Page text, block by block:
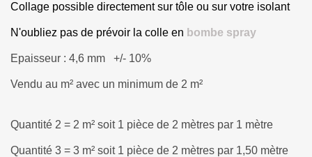
Collage possible directement sur tôle ou sur votre isolant
N'oubliez pas de prévoir la colle en bombe spray
Epaisseur : 4,6 mm +/- 10%
Vendu au m² avec un minimum de 2 m²
Quantité 2 = 2 m² soit 1 pièce de 2 mètres par 1 mètre
Quantité 3 = 3 m² soit 1 pièce de 2 mètres par 1,50 mètre